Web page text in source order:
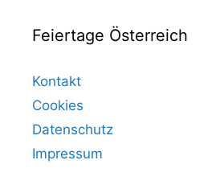
Feiertage Österreich
Kontakt
Cookies
Datenschutz
Impressum